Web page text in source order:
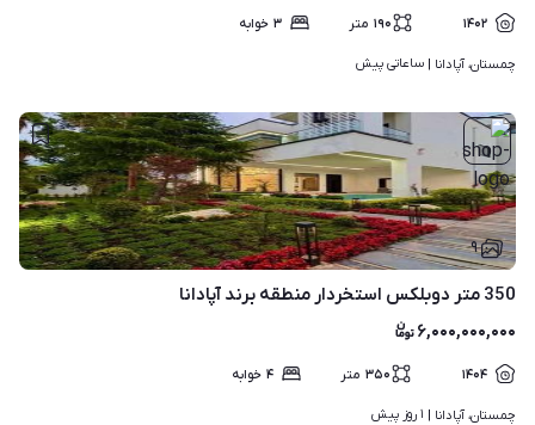
۱۴۰۲ ۱۹۰ متر ۳ خوابه
چمستان، آپادانا | ساعاتی پیش
۹
350 متر دوبلکس استخردار منطقه برند آپادانا
۶,۰۰۰,۰۰۰,۰۰۰
۱۴۰۴ ۳۵۰ متر ۴ خوابه
چمستان، آپادانا | ۱ روز پیش